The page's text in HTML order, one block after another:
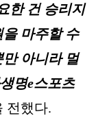
한 건 승리지
마주할 수
만 아니라 멀
명e스포츠
전했다.